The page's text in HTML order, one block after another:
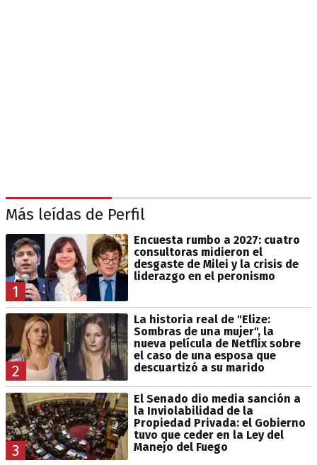
Más leídas de Perfil
1
Encuesta rumbo a 2027: cuatro
consultoras midieron el
desgaste de Milei y la crisis de
liderazgo en el peronismo
2
La historia real de "Elize:
Sombras de una mujer", la
nueva película de Netflix sobre
el caso de una esposa que
descuartizó a su marido
3
El Senado dio media sanción a
la Inviolabilidad de la
Propiedad Privada: el Gobierno
tuvo que ceder en la Ley del
Manejo del Fuego